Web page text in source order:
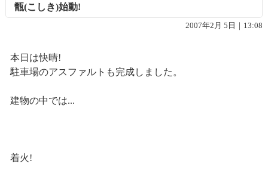
甑(こしき)始動!
2007年2月 5日｜13:08
本日は快晴!
駐車場のアスファルトも完成しました。
建物の中では...
着火!